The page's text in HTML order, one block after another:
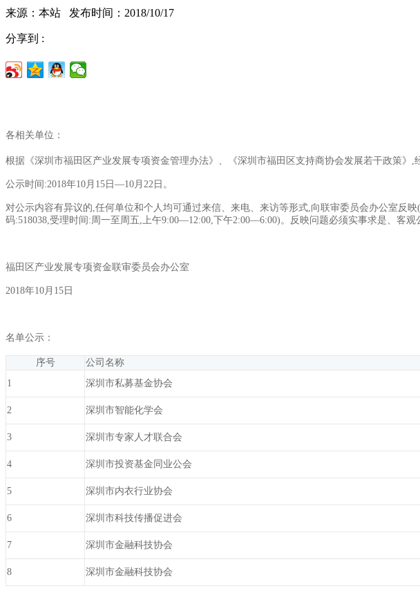
来源：本站 发布时间：2018/10/17
分享到 :
各相关单位：
根据《深圳市福田区产业发展专项资金管理办法》、《深圳市福田区支持商协会发展若干政策》
公示时间:2018年10月15日—10月22日。
对公示内容有异议的,任何单位和个人均可通过来信、来电、来访等形式,向联审委员会办公室反
码:518038,受理时间:周一至周五,上午9:00—12:00,下午2:00—6:00)。反映问题必须实事求是、客
福田区产业发展专项资金联审委员会办公室
2018年10月15日
名单公示：
序号 公司名称
1
深圳市私募基金协会
2
深圳市智能化学会
3
深圳市专家人才联合会
4
深圳市投资基金同业公会
5
深圳市内衣行业协会
6
深圳市科技传播促进会
7
深圳市金融科技协会
8
深圳市金融科技协会